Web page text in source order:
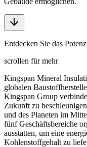
Entdecken Sie das
scrollen für mehr
Kingspan Mineral
globalen
Kingspan Group
Zukunft zu
und des Planeten im
fünf Geschäftsbereiche
ausstatten, um eine
Kohlenstoffgehalt zu